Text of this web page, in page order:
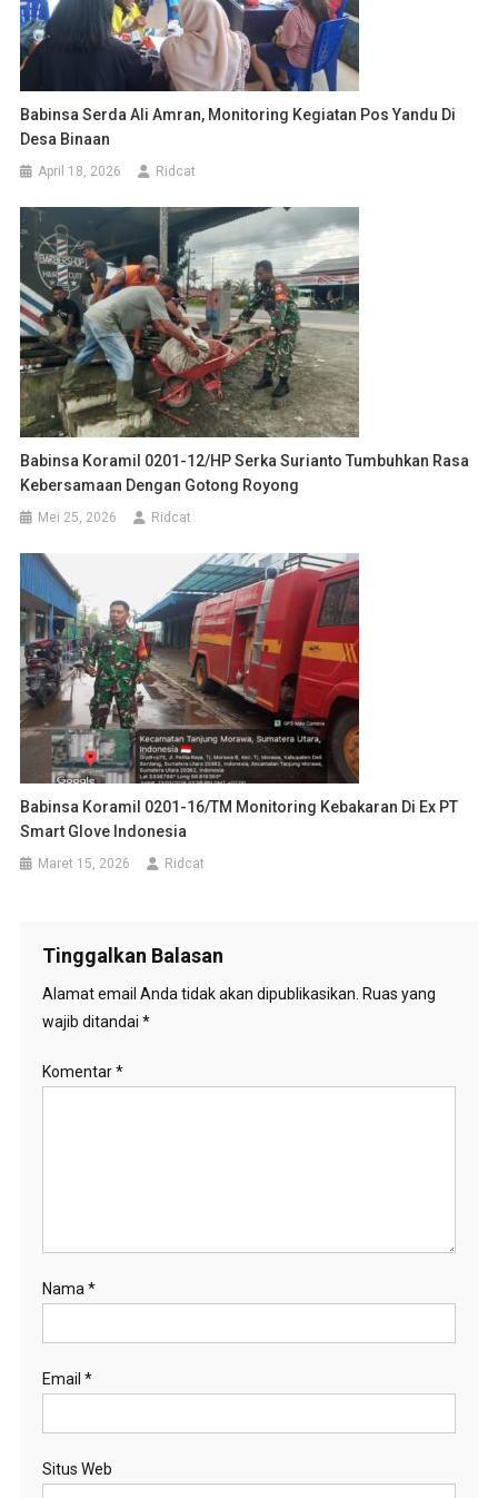
Babinsa Serda Ali Amran, Monitoring Kegiatan Pos Yandu Di
Desa Binaan
April 18, 2026 Ridcat
Babinsa Koramil 0201-12/HP Serka Surianto Tumbuhkan Rasa
Kebersamaan Dengan Gotong Royong
Mei 25, 2026 Ridcat
Babinsa Koramil 0201-16/TM Monitoring Kebakaran Di Ex PT
Smart Glove Indonesia
Maret 15, 2026 Ridcat
Tinggalkan Balasan
Alamat email Anda tidak akan dipublikasikan. Ruas yang
wajib ditandai *
Komentar*
Nama*
Email *
Situs Web